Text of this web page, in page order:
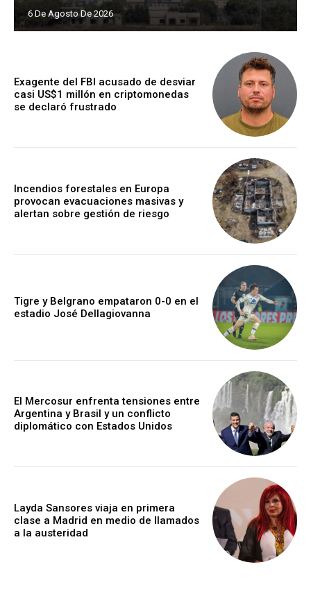
6 De Agosto De 2026
Exagente del FBI acusado de desviar
casi US$1 millón en criptomonedas
se declaró frustrado
Incendios forestales en Europa
provocan evacuaciones masivas y
alertan sobre gestión de riesgo
Tigre y Belgrano empataron 0-0 en el
estadio José Dellagiovanna
El Mercosur enfrenta tensiones entre
Argentina y Brasil y un conflicto
diplomático con Estados Unidos
Layda Sansores viaja en primera
clase a Madrid en medio de llamados
a la austeridad